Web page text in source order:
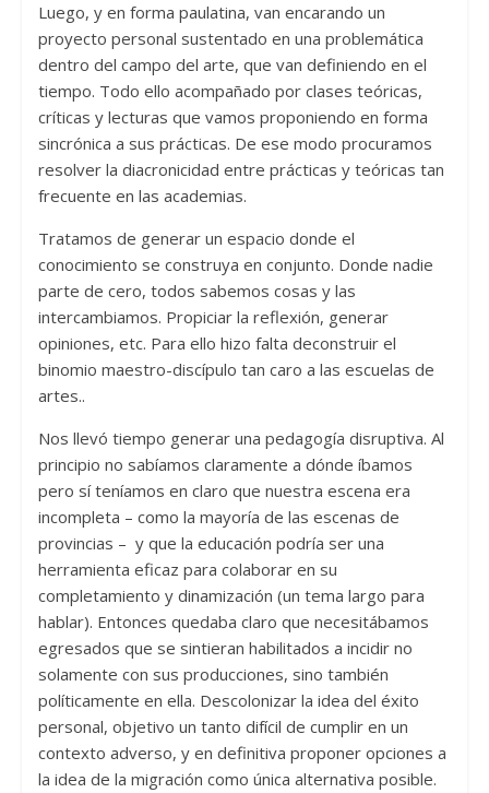
Luego, y en forma paulatina, van encarando un
proyecto personal sustentado en una problemática
dentro del campo del arte, que van definiendo en el
tiempo. Todo ello acompañado por clases teóricas,
críticas y lecturas que vamos proponiendo en forma
sincrónica a sus prácticas. De ese modo procuramos
resolver la diacronicidad entre prácticas y teóricas tan
frecuente en las academias.
Tratamos de generar un espacio donde el
conocimiento se construya en conjunto. Donde nadie
parte de cero, todos sabemos cosas y las
intercambiamos. Propiciar la reflexión, generar
opiniones, etc. Para ello hizo falta deconstruir el
binomio maestro-discípulo tan caro a las escuelas de
artes..
Nos llevó tiempo generar una pedagogía disruptiva. Al
principio no sabíamos claramente a dónde íbamos
pero sí teníamos en claro que nuestra escena era
incompleta – como la mayoría de las escenas de
provincias – y que la educación podría ser una
herramienta eficaz para colaborar en su
completamiento y dinamización (un tema largo para
hablar). Entonces quedaba claro que necesitábamos
egresados que se sintieran habilitados a incidir no
solamente con sus producciones, sino también
políticamente en ella. Descolonizar la idea del éxito
personal, objetivo un tanto difícil de cumplir en un
contexto adverso, y en definitiva proponer opciones a
la idea de la migración como única alternativa posible.